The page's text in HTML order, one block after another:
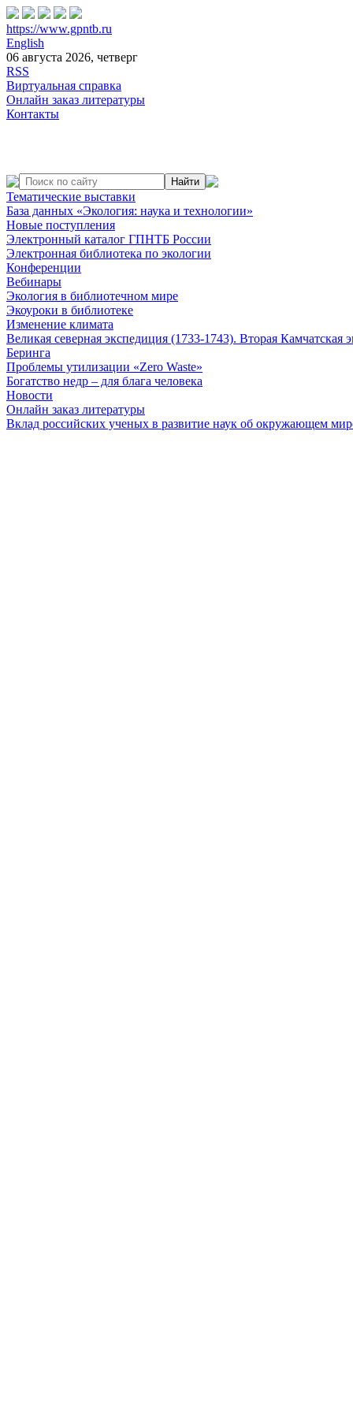
https://www.gpntb.ru
English
06 августа 2026, четверг
RSS
Виртуальная справка
Онлайн заказ литературы
Контакты
Тематические выставки
База данных «Экология: наука и технологии»
Новые поступления
Электронный каталог ГПНТБ России
Электронная библиотека по экологии
Конференции
Вебинары
Экология в библиотечном мире
Экоуроки в библиотеке
Изменение климата
Великая северная экспедиция (1733-1743). Вторая Камчатская
Беринга
Проблемы утилизации «Zero Waste»
Богатство недр – для блага человека
Новости
Онлайн заказ литературы
Вклад российских ученых в развитие наук об окружающем